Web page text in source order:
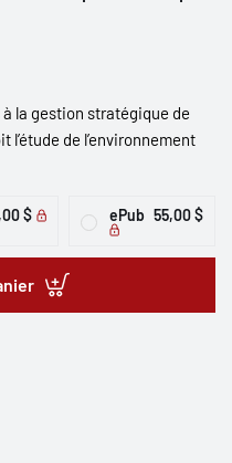
la gestion stratégique de
de l’environnement
$ ePub 55,00 $